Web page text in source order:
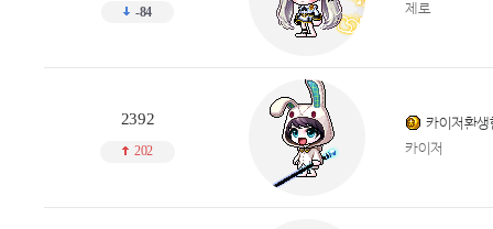
-84
제로
2392
202
카이저환생
카이저